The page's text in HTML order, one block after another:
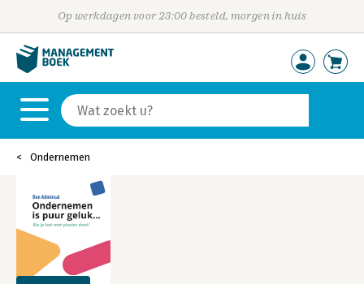
Op werkdagen voor 23:00 besteld, morgen in huis
Ondernemen